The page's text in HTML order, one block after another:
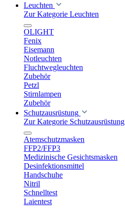
Leuchten
Zur Kategorie Leuchten
OLIGHT
Fenix
Eisemann
Notleuchten
Fluchtwegleuchten
Zubehör
Petzl
Stirnlampen
Zubehör
Schutzausrüstung
Zur Kategorie Schutzausrüstung
Atemschutzmasken
FFP2/FFP3
Medizinische Gesichtsmasken
Desinfektionsmittel
Handschuhe
Nitril
Schnelltest
Laientest